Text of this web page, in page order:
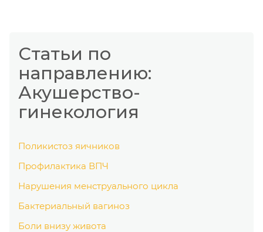
Статьи по
направлению:
Акушерство-
гинекология
Поликистоз яичников
Профилактика ВПЧ
Нарушения менструального цикла
Бактериальный вагиноз
Боли внизу живота